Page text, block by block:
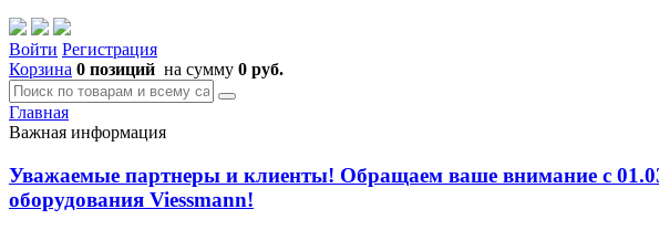
Войти Регистрация
Корзина 0 позиций на сумму 0 руб.
Главная
Важная информация
Уважаемые партнеры и клиенты! Обращаем ваше внимание с
оборудования Viessmann!